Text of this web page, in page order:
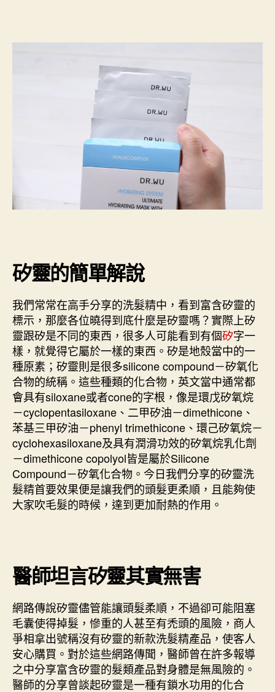
矽靈的簡單解說
我們常常在高手分享的洗髮精中，看到富含矽靈的
標示，那麼各位曉得到底什麼是矽靈嗎？實際上矽
靈跟矽是不同的東西，很多人可能看到有個矽字一
樣，就覺得它屬於一樣的東西。矽是地殼當中的一
種原素；矽靈則是很多silicone compound－矽氧化
合物的統稱。這些種類的化合物，英文當中通常都
會具有siloxane或者cone的字根，像是環戊矽氧烷
－cyclopentasiloxane、二甲矽油－dimethicone、
苯基三甲矽油－phenyl trimethicone、環己矽氧烷－
cyclohexasiloxane及具有潤滑功效的矽氧烷乳化劑
－dimethicone copolyol皆是屬於Silicone
Compound－矽氧化合物。今日我們分享的矽靈洗
髮精首要效果便是讓我們的頭髮更柔順，且能夠使
大家吹毛髮的時候，達到更加耐熱的作用。
醫師坦言矽靈其實無害
網路傳說矽靈儘管能讓頭髮柔順，不過卻可能阻塞
毛囊使得掉髮，慘重的人甚至有禿頭的風險，商人
爭相拿出號稱沒有矽靈的新款洗髮精產品，使客人
安心購買。對於這些網路傳聞，醫師曾在許多報導
之中分享富含矽靈的髮類產品對身體是無風險的。
醫師的分享曾談起矽靈是一種有鎖水功用的化合